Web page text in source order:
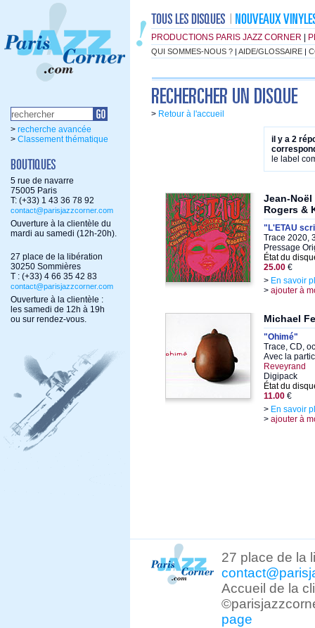
PRODUCTIONS PARIS JAZZ CORNER
QUI SOMMES-NOUS ? | AIDE/GLOSSAIRE |
> recherche avancée
> Classement thématique
5 rue de navarre
75005 Paris
T: (+33) 1 43 36 78 92
contact@parisjazzcorner.com
Ouverture à la clientèle du
mardi au samedi (12h-20h).
27 place de la libération
30250 Sommières
T : (+33) 4 66 35 42 83
contact@parisjazzcorner.com
Ouverture à la clientèle :
les samedi de 12h à 19h
ou sur rendez-vous.
> Retour à l'accueil
il y a 2
le label
Jean-Noël
Rogers &
"L'ETAU
Trace 2020,
Pressage
État du
25.00 €
> En savoir
> ajouter à
Michael
"Ohimé"
Trace, CD,
Avec la
Reveyrand
Digipack
État du
11.00 €
> En savoir
> ajouter à
27 place de la
Accueil de la
page